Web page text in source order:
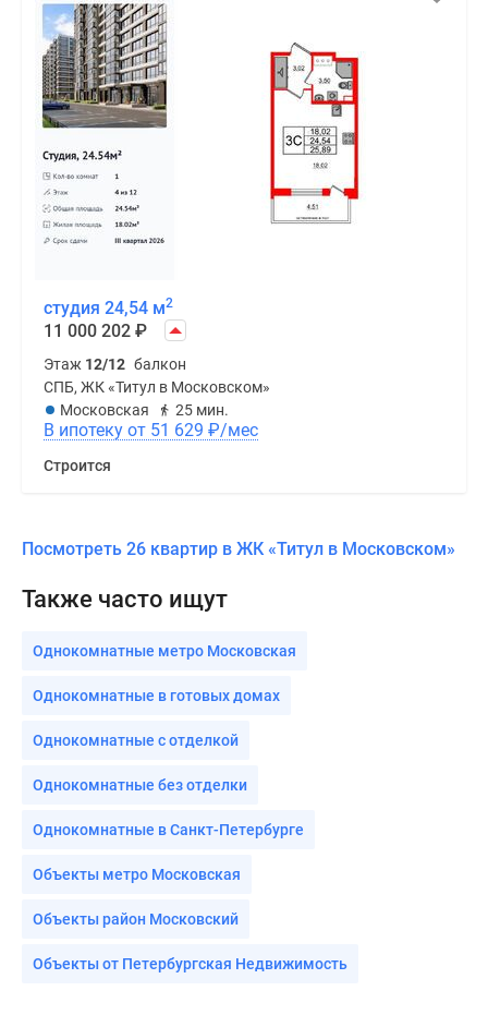
студия 24,54 м2
11 000 202 ₽
Этаж 12/12 балкон
СПБ, ЖК «Титул в Московском»
Московская
25 мин.
В ипотеку от 51 629 ₽/мес
Строится
Посмотреть 26 квартир в ЖК «Титул в Московском»
Также часто ищут
Однокомнатные метро Московская
Однокомнатные в готовых домах
Однокомнатные с отделкой
Однокомнатные без отделки
Однокомнатные в Санкт-Петербурге
Объекты метро Московская
Объекты район Московский
Объекты от Петербургская Недвижимость